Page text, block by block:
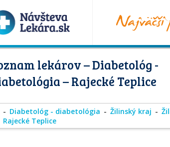
lekárov – Diabetológ -
– Rajecké Teplice
Diabetológ - diabetológia Žilinský kraj
Rajecké Teplice